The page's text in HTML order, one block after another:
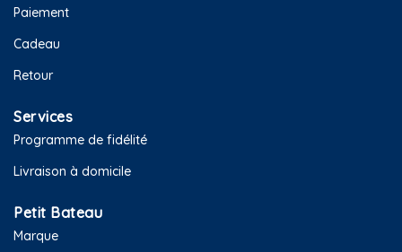
Paiement
Cadeau
Retour
Services
Programme de fidélité
Livraison à domicile
Petit Bateau
Marque